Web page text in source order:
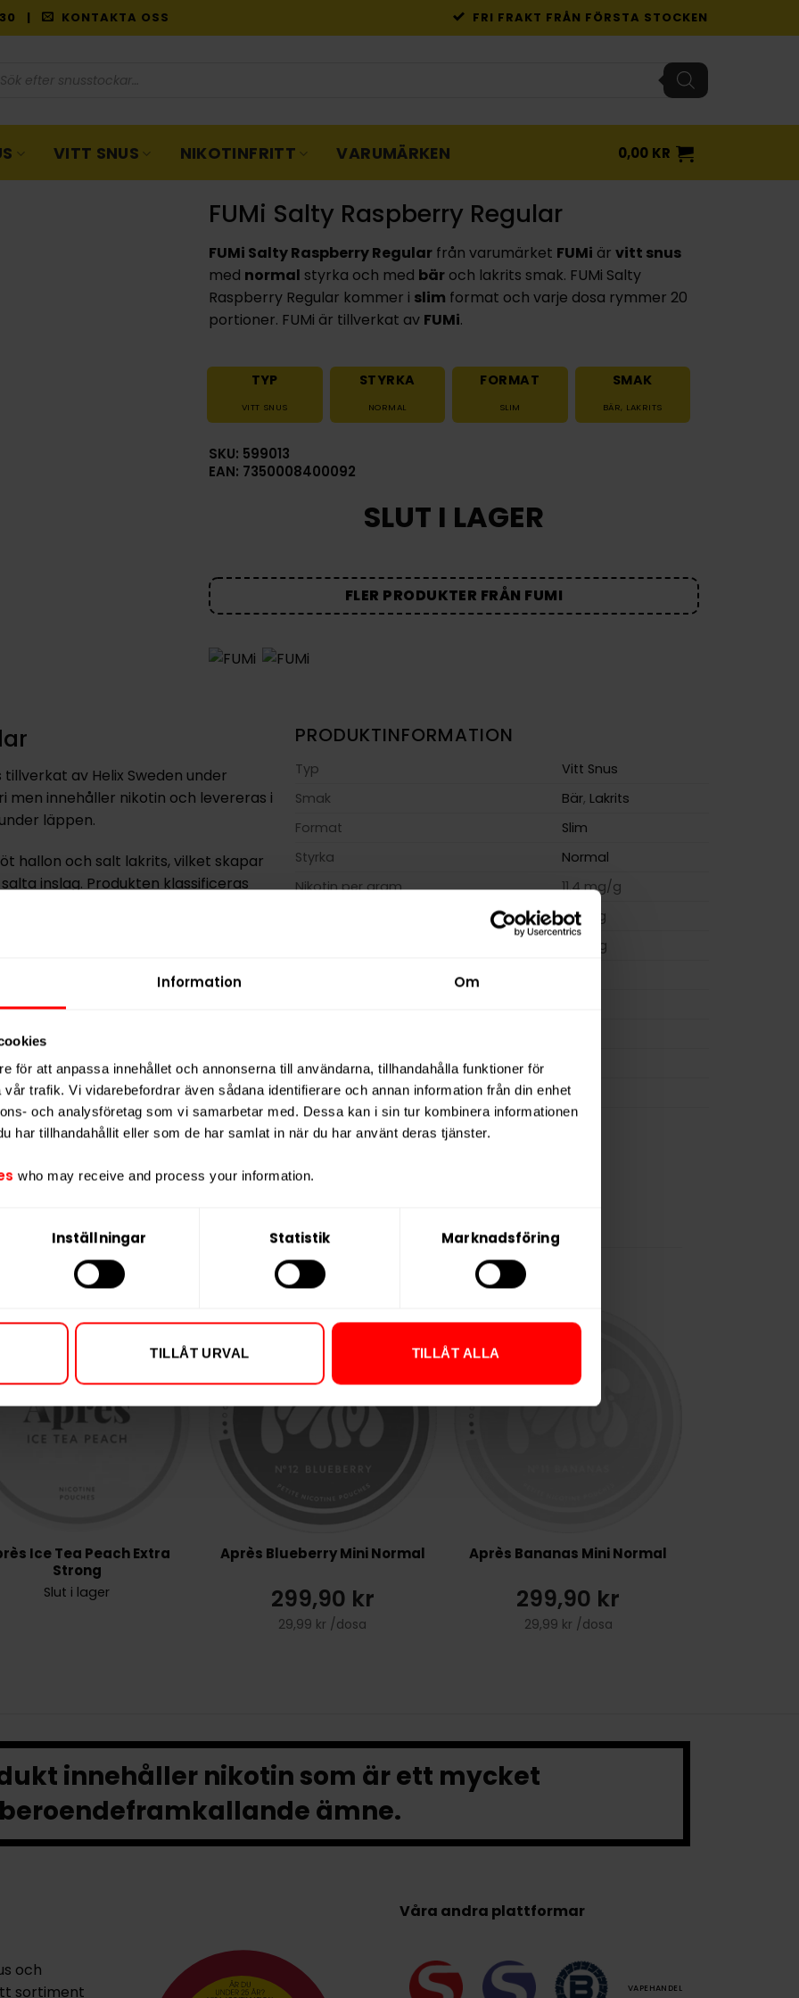
Information Om
för att anpassa innehållet och annonserna till användarna, tillhandahålla funktioner för
trafik. Vi vidarebefordrar även sådana identifierare och annan information från din enhet
och analysföretag som vi samarbetar med. Dessa kan i sin tur kombinera informationen
har tillhandahållit eller som de har samlat in när du har använt deras tjänster.
who may receive and process your information.
Inställningar Statistik Marknadsföring
TILLÅT URVAL TILLÅT ALLA
| KONTAKTA OSS FRI FRAKT FRÅN FÖRSTA STOCKEN
VITT SNUS NIKOTINFRITT VARUMÄRKEN 0,00 KR
FUMi Salty Raspberry Regular
FUMi Salty Raspberry Regular från varumärket FUMi är vitt snus
med normal styrka och med bär och lakrits smak. FUMi Salty
Raspberry Regular kommer i slim format och varje dosa rymmer 20
portioner. FUMi är tillverkat av FUMi.
TYP
VITT SNUS
STYRKA
NORMAL
FORMAT
SLIM
SMAK
BÄR, LAKRITS
SKU: 599013
EAN: 7350008400092
SLUT I LAGER
FLER PRODUKTER FRÅN FUMI
av Helix Sweden under
men innehåller nikotin och levereras i
läppen.
hallon och salt lakrits, vilket skapar
inslag. Produkten klassificeras
per portion, motsvarande 5,7
och fuktigt innehåll, vilket ger en
per dosa är 14 gram.
föredrar en mildare nikotinstyrka
bär- och lakritssmak. Produkten
PRODUKTINFORMATION
Typ
Vitt Snus
Smak
Bär, Lakrits
Format
Slim
Styrka
Normal
Nikotin per gram
11,4 mg/g
8,0 mg
160 mg
Varumärke
Tillverkare
FUMi
Ice Tea Peach Extra
Strong
Slut i lager
Après Blueberry Mini Normal
299,90 kr
29,99 kr /dosa
Après Bananas Mini Normal
299,90 kr
29,99 kr /dosa
innehåller nikotin som är ett mycket
beroendeframkallande ämne.
och
sortiment
Våra andra plattformar
VAPEHANDEL